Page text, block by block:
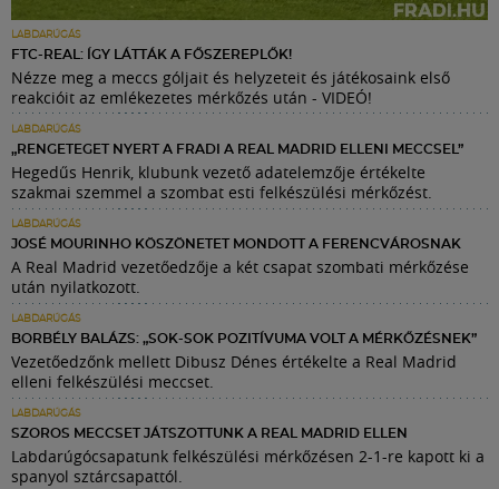
LABDARÚGÁS
FTC-REAL: ÍGY LÁTTÁK A FŐSZEREPLŐK!
Nézze meg a meccs góljait és helyzeteit és játékosaink első
reakcióit az emlékezetes mérkőzés után - VIDEÓ!
LABDARÚGÁS
„RENGETEGET NYERT A FRADI A REAL MADRID ELLENI MECCSEL”
Hegedűs Henrik, klubunk vezető adatelemzője értékelte
szakmai szemmel a szombat esti felkészülési mérkőzést.
LABDARÚGÁS
JOSÉ MOURINHO KÖSZÖNETET MONDOTT A FERENCVÁROSNAK
A Real Madrid vezetőedzője a két csapat szombati mérkőzése
után nyilatkozott.
LABDARÚGÁS
BORBÉLY BALÁZS: „SOK-SOK POZITÍVUMA VOLT A MÉRKŐZÉSNEK”
Vezetőedzőnk mellett Dibusz Dénes értékelte a Real Madrid
elleni felkészülési meccset.
LABDARÚGÁS
SZOROS MECCSET JÁTSZOTTUNK A REAL MADRID ELLEN
Labdarúgócsapatunk felkészülési mérkőzésen 2-1-re kapott ki a
spanyol sztárcsapattól.